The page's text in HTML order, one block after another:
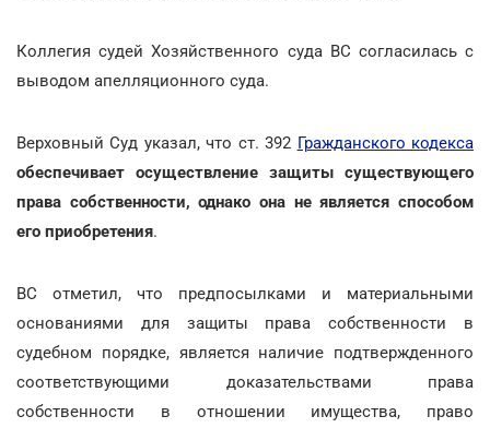
Коллегия судей Хозяйственного суда ВС согласилась с
выводом апелляционного суда.
Верховный Суд указал, что ст. 392 Гражданского кодекса
обеспечивает осуществление защиты существующего
права собственности, однако она не является способом
его приобретения.
ВС отметил, что предпосылками и материальными
основаниями для защиты права собственности в
судебном порядке, является наличие подтвержденного
соответствующими доказательствами права
собственности в отношении имущества, право